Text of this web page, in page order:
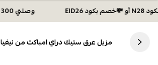
وصلتي 300 ريال؟ اختاري هديتك :🏍 شحن مجاني بكود N28 أو 💸خصم بكود EID26
مزيل عرق ستيك دراي امباكت من نيفيا 50 مل